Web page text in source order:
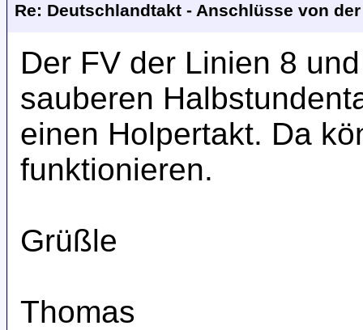
Re: Deutschlandtakt - Anschlüsse von
Der FV der Linien 8
sauberen
einen Holpertakt. Da
funktionieren.
Grüßle
Thomas